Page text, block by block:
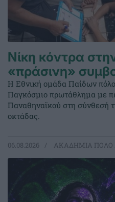
Νίκη κόντρα
«πράσινη»
Η Εθνική ομάδα Παίδων πόλο
Παγκόσμιο πρωτάθλημα με
Παναθηναϊκού στη σύνθεσή
οκτάδας.
06.08.2026 ΑΚΑΔΗΜΙΑ ΠΟΛΟ